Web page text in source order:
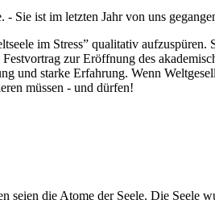
Sie ist im letzten Jahr von uns
im Stress” qualitativ aufzuspüren.
zur Eröffnung des
und starke Erfahrung. Wenn
müssen - und dürfen!
seien die Atome der Seele. Die Seele